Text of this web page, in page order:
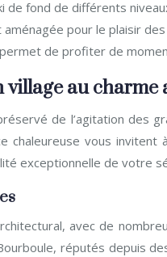
de fond de différents
pour le plaisir
de profiter de
au charme
de l’agitation des
chaleureuse vous invitent
exceptionnelle de votre
avec de
réputés depuis